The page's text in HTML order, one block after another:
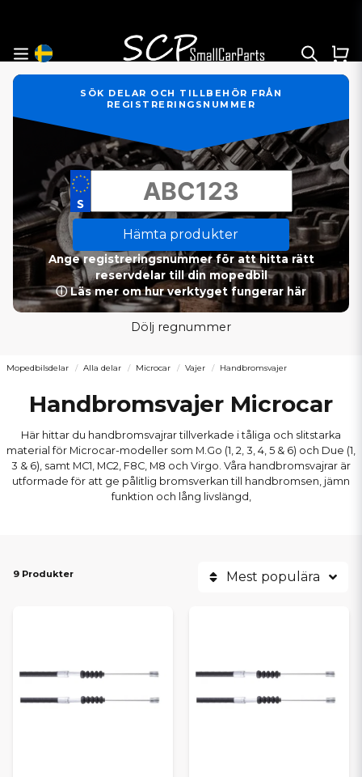
SÖK DELAR OCH TILLBEHÖR FRÅN
REGISTRERINGSNUMMER
Hämta produkter
Ange registreringsnummer för att hitta rätt
reservdelar till din mopedbil
ⓘ Läs mer om hur verktyget fungerar här
Dölj regnummer
Mopedbilsdelar Alla delar Microcar Vajer Handbromsvajer
Handbromsvajer Microcar
Här hittar du handbromsvajrar tillverkade i tåliga och slitstarka
material för Microcar-modeller som M.Go (1, 2, 3, 4, 5 & 6) och Due (1,
3 & 6), samt MC1, MC2, F8C, M8 och Virgo. Våra handbromsvajrar är
utformade för att ge pålitlig bromsverkan till handbromsen, jämn
funktion och lång livslängd,
9 Produkter Mest populära